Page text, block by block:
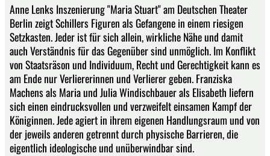
Anne Lenks Inszenierung "Maria Stuart" am Deutschen Theater
Berlin zeigt Schillers Figuren als Gefangene in einem riesigen
Setzkasten. Jeder ist für sich allein, wirkliche Nähe und damit
auch Verständnis für das Gegenüber sind unmöglich. Im Konflikt
von Staatsräson und Individuum, Recht und Gerechtigkeit kann es
am Ende nur Verliererinnen und Verlierer geben. Franziska
Machens als Maria und Julia Windischbauer als Elisabeth liefern
sich einen eindrucksvollen und verzweifelt einsamen Kampf der
Königinnen. Jede agiert in ihrem eigenen Handlungsraum und von
der jeweils anderen getrennt durch physische Barrieren, die
eigentlich ideologische und unüberwindbar sind.